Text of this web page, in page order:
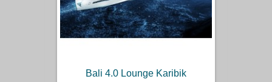
Bali 4.0 Lounge Karibik